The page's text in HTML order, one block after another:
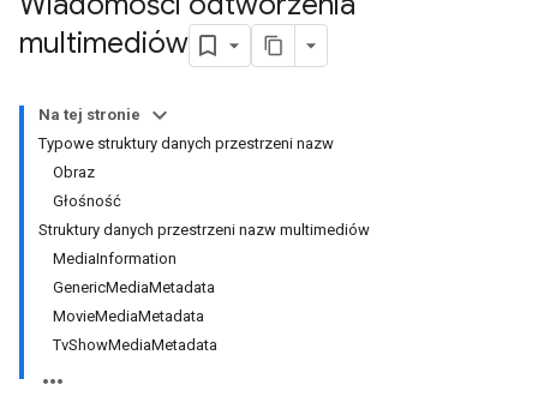
multimediów
Na tej stronie
Typowe struktury danych przestrzeni nazw
Obraz
Głośność
Struktury danych przestrzeni nazw multimediów
MediaInformation
GenericMediaMetadata
MovieMediaMetadata
TvShowMediaMetadata